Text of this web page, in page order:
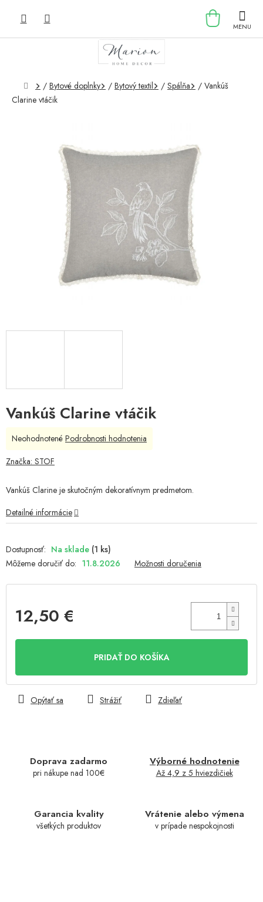
KOŠÍK
Domov
/ Bytové doplnky / Bytový textil / Spálňa / Vankúš
Clarine vtáčik
Vankúš Clarine vtáčik
Na sklade (1 ks)
Môžeme doručiť do: 11.8.2026 Možnosti doručenia
12,50 €
PRIDAŤ DO KOŠÍKA
Doprava zadarmo
pri nákupe nad 100€
Výborné hodnotenie
Až 4,9 z 5 hviezdičiek
Garancia kvality
všetkých produktov
Vrátenie alebo výmena
v prípade nespokojnosti
Vankúš Clarine je skutočným dekoratívnym predmetom.
Detailné informácie
Opýtať sa Strážiť Zdieľať
Priemerné
produktu
z
hviezdičiek.
Neohodnotené Podrobnosti hodnotenia
Značka: STOF